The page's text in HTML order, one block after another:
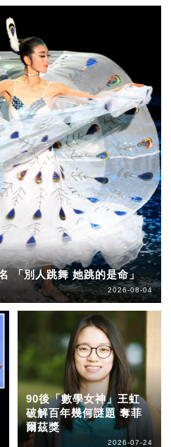
「別人跳舞 她跳的是命」
2026-08-04
90後「數學女神」王虹
破解百年幾何謎題 奪菲
爾茲獎
2026-07-24